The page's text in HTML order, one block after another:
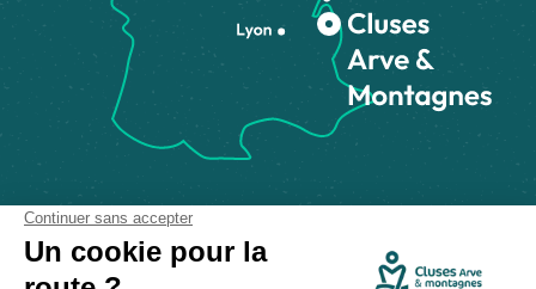
Comment venir ?